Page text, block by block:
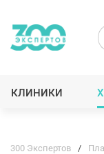
КЛИНИКИ
300 Экспертов